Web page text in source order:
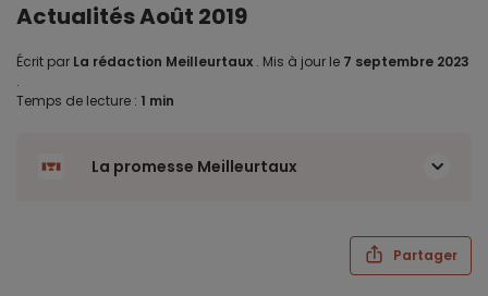
Actualités Août 2019
Écrit par La rédaction Meilleurtaux . Mis à jour le 7 septembre 2023
.
Temps de lecture : 1 min
La promesse Meilleurtaux
Partager